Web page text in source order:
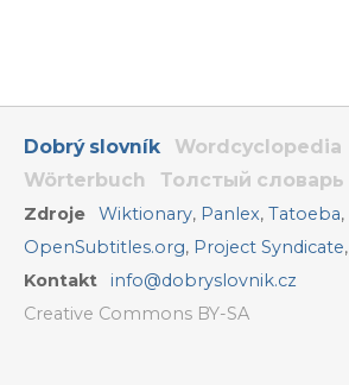
Dobrý slovník Wordcyclopedia
Wörterbuch
Толстый словарь
Zdroje Wiktionary, Panlex,Tatoeba,
OpenSubtitles.org, Project Syndicate,
Kontakt
info@dobryslovnik.cz
Creative Commons BY-SA